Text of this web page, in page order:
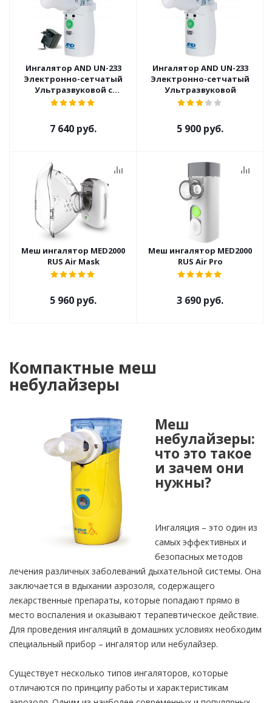
Ингалятор AND UN-233
Электронно-сетчатый
Ультразвуковой с
адаптером
7 640 руб.
Ингалятор AND UN-233
Электронно-сетчатый
Ультразвуковой
5 900 руб.
Меш ингалятор MED2000
RUS Air Mask
5 960 руб.
Меш ингалятор MED2000
RUS Air Pro
3 690 руб.
Компактные меш
небулайзеры
Меш
небулайзеры:
что это такое
и зачем они
нужны?
Ингаляция – это один из
самых эффективных и
безопасных методов
лечения различных заболеваний дыхательной системы. Она
заключается в вдыхании аэрозоля, содержащего
лекарственные препараты, которые попадают прямо в
место воспаления и оказывают терапевтическое действие.
Для проведения ингаляций в домашних условиях необходим
специальный прибор – ингалятор или небулайзер.
Существует несколько типов ингаляторов, которые
отличаются по принципу работы и характеристикам